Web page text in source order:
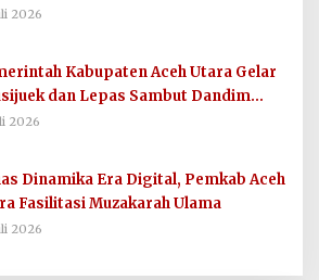
dan Informasi Publik
2026
Kabupaten Aceh Utara Gelar
dan Lepas Sambut Dandim
AUT
2026
Dinamika Era Digital, Pemkab Aceh
Fasilitasi Muzakarah Ulama
2026